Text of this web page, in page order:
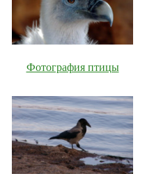
Фотография птицы